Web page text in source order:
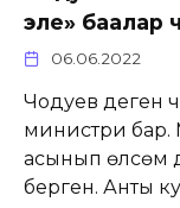
эле» баалар
06.06.2022
Чодуев деген
министри бар.
асынып өлсөм
берген. Анты